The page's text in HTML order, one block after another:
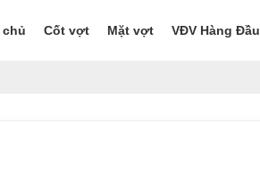
chủ Cốt vợt Mặt vợt VĐV Hàng Đầu